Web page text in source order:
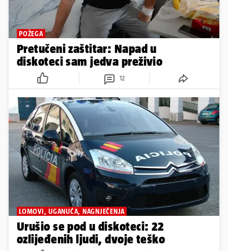
POŽEGA
Pretučeni zaštitar: Napad u
diskoteci sam jedva preživio
12
LOMOVI, UGANUĆA, NAGNJEČENJA
Urušio se pod u diskoteci: 22
ozlijeđenih ljudi, dvoje teško